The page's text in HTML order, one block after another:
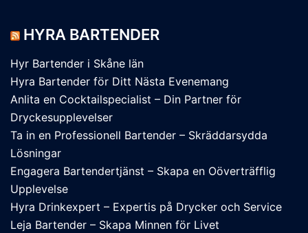
HYRA BARTENDER
Hyr Bartender i Skåne län
Hyra Bartender för Ditt Nästa Evenemang
Anlita en Cocktailspecialist – Din Partner för
Dryckesupplevelser
Ta in en Professionell Bartender – Skräddarsydda
Lösningar
Engagera Bartendertjänst – Skapa en Oöverträfflig
Upplevelse
Hyra Drinkexpert – Expertis på Drycker och Service
Leja Bartender – Skapa Minnen för Livet